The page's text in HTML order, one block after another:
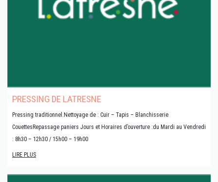
PRESSING DE LATRESNE
Pressing traditionnel.Nettoyage de : Cuir – Tapis – Blanchisserie
CouettesRepassage paniers Jours et Horaires d’ouverture :du Mardi au Vendredi
: 8h30 – 12h30 / 15h00 – 19h00
LIRE PLUS